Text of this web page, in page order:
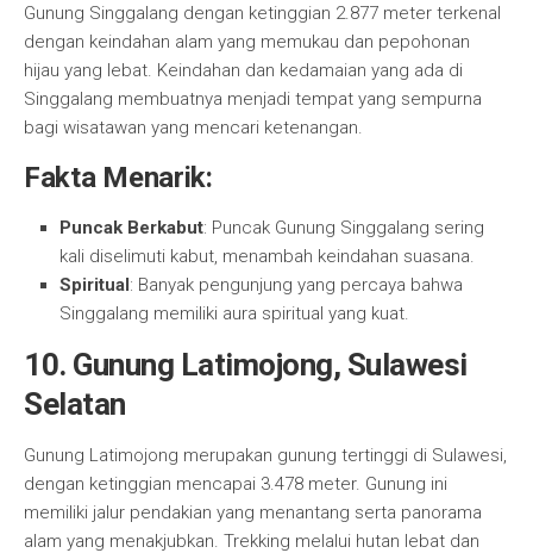
Gunung Singgalang dengan ketinggian 2.877 meter terkenal
dengan keindahan alam yang memukau dan pepohonan
hijau yang lebat. Keindahan dan kedamaian yang ada di
Singgalang membuatnya menjadi tempat yang sempurna
bagi wisatawan yang mencari ketenangan.
Fakta Menarik:
Puncak Berkabut: Puncak Gunung Singgalang sering
kali diselimuti kabut, menambah keindahan suasana.
Spiritual: Banyak pengunjung yang percaya bahwa
Singgalang memiliki aura spiritual yang kuat.
10. Gunung Latimojong, Sulawesi
Selatan
Gunung Latimojong merupakan gunung tertinggi di Sulawesi,
dengan ketinggian mencapai 3.478 meter. Gunung ini
memiliki jalur pendakian yang menantang serta panorama
alam yang menakjubkan. Trekking melalui hutan lebat dan